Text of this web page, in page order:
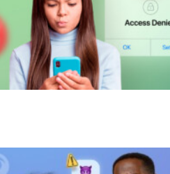
שתף מאמר זה
פייסבוק העתק קישור